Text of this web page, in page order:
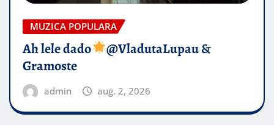
MUZICA POPULARA
Ah lele dado​
@VladutaLupau &
Gramoste
admin aug. 2, 2026